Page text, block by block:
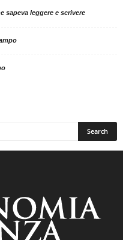
sapeva leggere e scrivere